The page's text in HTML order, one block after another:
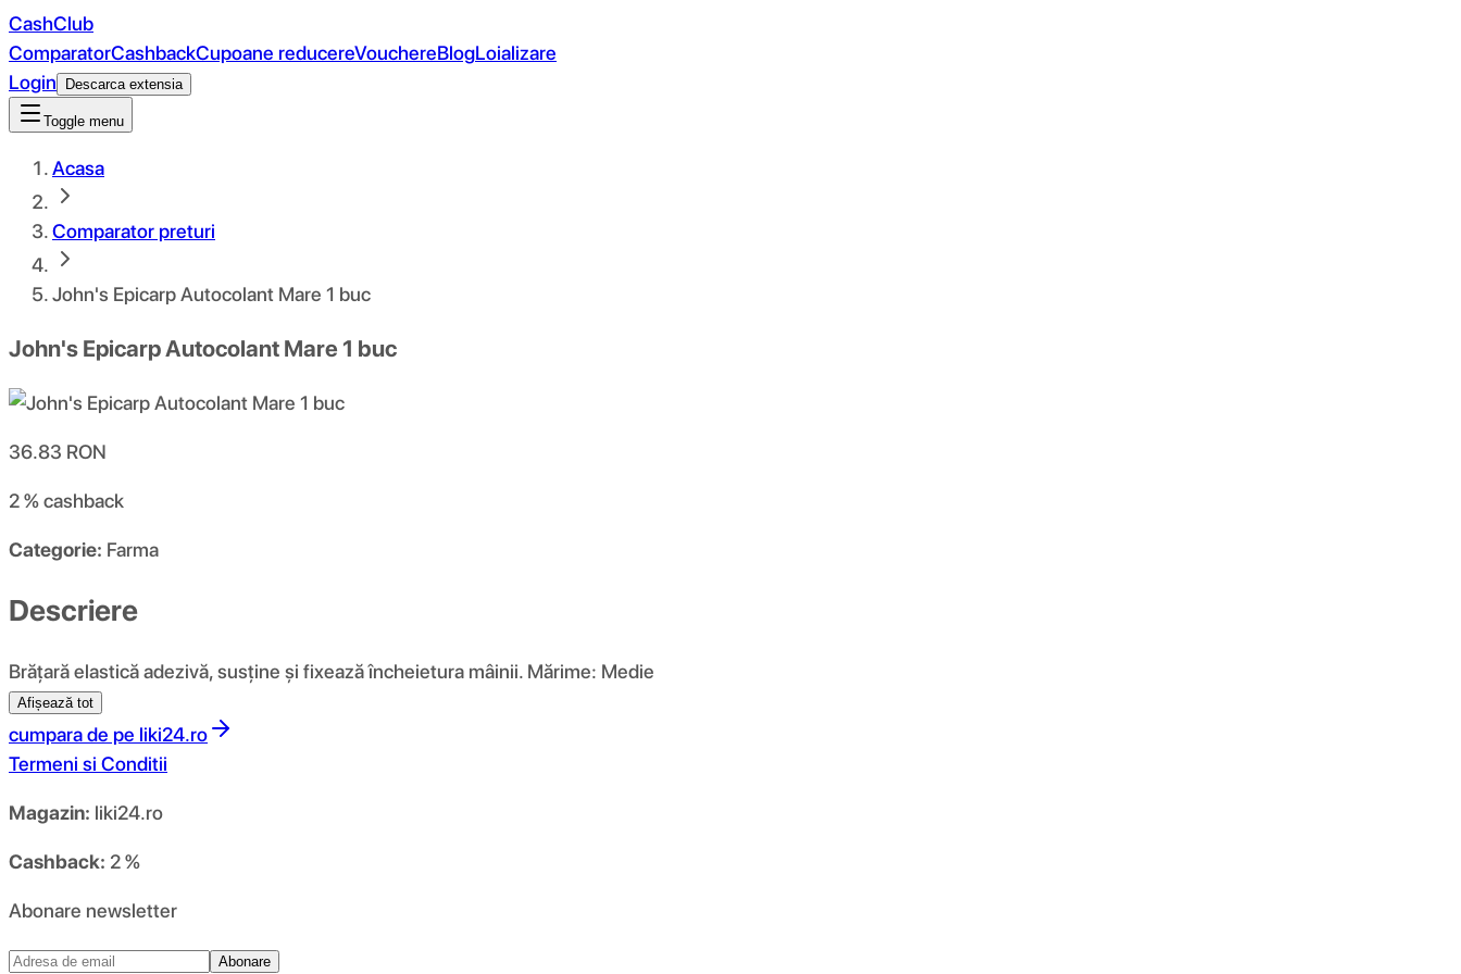
CashClub
ComparatorCashbackCupoane reducereVouchereBlogLoializare
Login
Descarca extensia
Toggle menu
Acasa
Comparator preturi
John's Epicarp Autocolant Mare 1 buc
John's Epicarp Autocolant Mare 1 buc
36.83 RON
2 %cashback
Categorie: Farma
Descriere
Brățară elastică adezivă, susține și fixează încheietura mâinii. Mărime: Medie
Afișează tot
cumpara de pe liki24.ro
Termeni si Conditii
Magazin: liki24.ro
Cashback: 2 %
Abonare newsletter
Abonare